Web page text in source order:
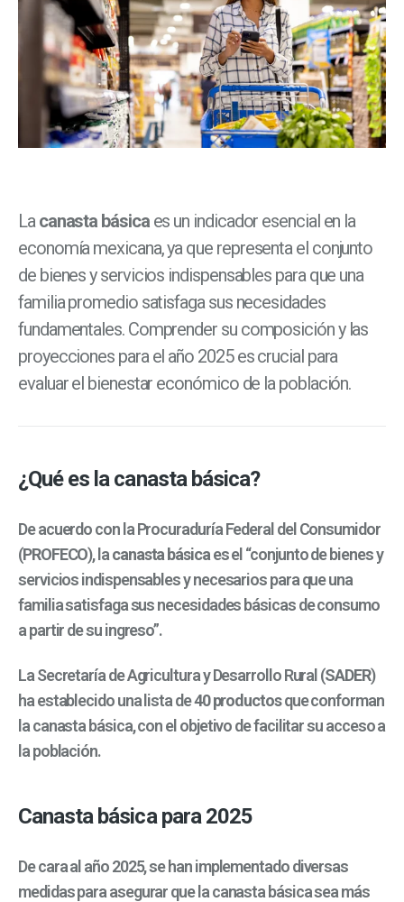
Lacanasta básicaes un indicador esencial en la
economía mexicana, ya que representa el conjunto
de bienes y servicios indispensables para que una
familia promedio satisfaga sus necesidades
fundamentales. Comprender su composición y las
proyecciones para el año 2025 es crucial para
evaluar el bienestar económico de la población.
¿Qué es la canasta básica?
De acuerdo con la Procuraduría Federal del Consumidor
(PROFECO), lacanasta básicaes el “conjunto de bienes y
servicios indispensables y necesarios para que una
familia satisfaga sus necesidades básicas de consumo
a partir de su ingreso”.
La Secretaría de Agricultura y Desarrollo Rural (SADER)
ha establecido una lista de40 productosque conforman
la canasta básica, con el objetivo de facilitar su acceso a
la población.
Canasta básica para 2025
De cara al año 2025, se han implementado diversas
medidas para asegurar que la canasta básica sea más